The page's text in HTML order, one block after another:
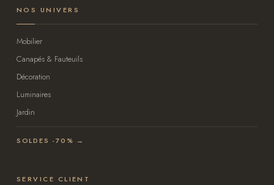
NOS UNIVERS
Mobilier
Canapés & Fauteuils
Décoration
Luminaires
Jardin
SOLDES -70% →
SERVICE CLIENT